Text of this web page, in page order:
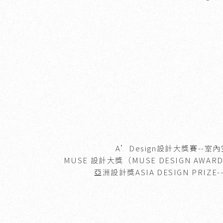
A’Design設計大獎賽--室內
MUSE 設計大獎（MUSE DESIGN
亞洲設計獎ASIA DESIGN PRIZE